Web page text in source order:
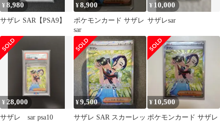
¥8,980
サザレ SAR【PSA9】
¥8,900
ポケモンカード サザレ
sar
¥ 10,000
サザレsar
¥ 28,000
サザレ sar psa10
¥9,500
サザレ SAR スカーレッ
¥ 10,500
ポケモンカード サザレ